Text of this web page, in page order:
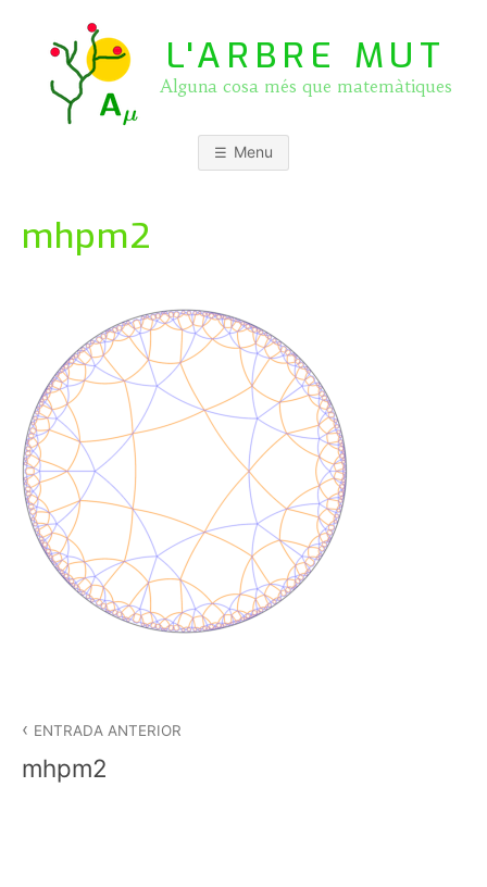
L'ARBRE MUT
Alguna cosa més que matemàtiques
Menu
mhpm2
d'entrades
ENTRADA ANTERIOR
mhpm2